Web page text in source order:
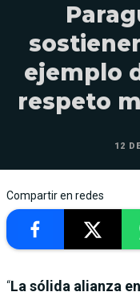
ejemplo
respeto
12
Compartir en redes
“La sólida alianza